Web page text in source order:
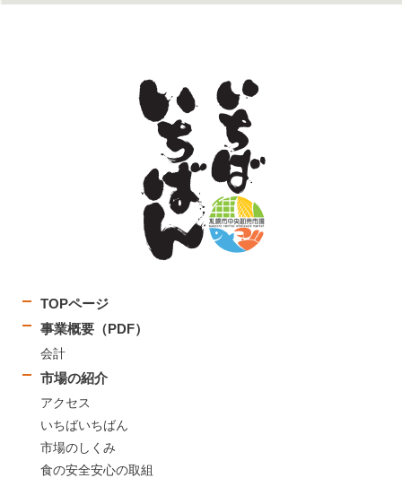
TOPページ
事業概要（PDF）
会計
市場の紹介
アクセス
いちばいちばん
市場のしくみ
食の安全安心の取組